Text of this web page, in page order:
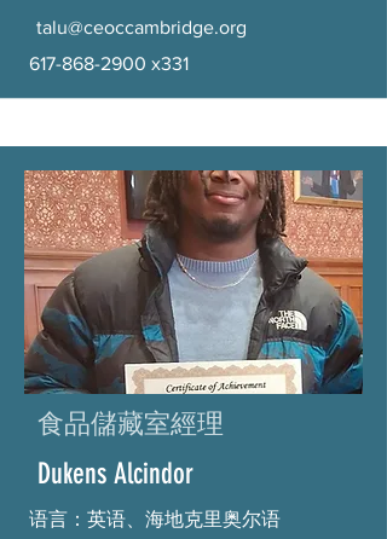
talu@ceoccambridge.org
617-868-2900 x331
食品儲藏室經理
Dukens Alcindor
语言：英语、海地克里奥尔语